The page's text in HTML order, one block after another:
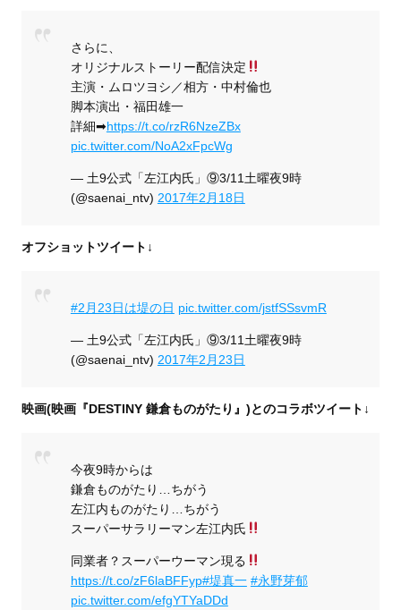
さらに、
オリジナルストーリー配信決定
主演・ムロツヨシ／相方・中村倫也
脚本演出・福田雄一
詳細➡︎https://t.co/rzR6NzeZBx
pic.twitter.com/NoA2xFpcWg
— 土9公式「左江内氏」⑨3/11土曜夜9時
(@saenai_ntv) 2017年2月18日
オフショットツイート↓
#2月23日は堤の日 pic.twitter.com/jstfSSsvmR
— 土9公式「左江内氏」⑨3/11土曜夜9時
(@saenai_ntv) 2017年2月23日
映画(映画『DESTINY 鎌倉ものがたり』)とのコラボツイート↓
今夜9時からは
鎌倉ものがたり…ちがう
左江内ものがたり…ちがう
スーパーサラリーマン左江内氏
同業者？スーパーウーマン現る
https://t.co/zF6laBFFyp#堤真一 #永野芽郁
pic.twitter.com/efgYTYaDDd